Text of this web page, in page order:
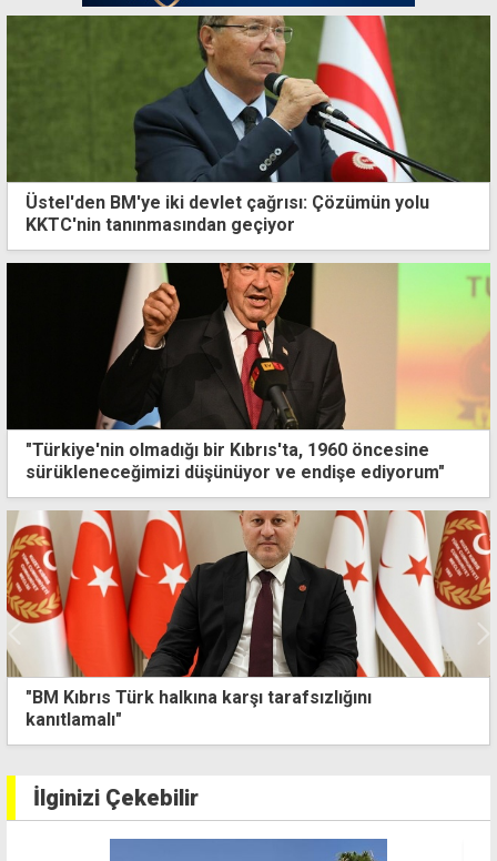
Üstel'den BM'ye iki devlet çağrısı: Çözümün yolu
KKTC'nin tanınmasından geçiyor
"Türkiye'nin olmadığı bir Kıbrıs'ta, 1960 öncesine
sürükleneceğimizi düşünüyor ve endişe ediyorum"
"BM Kıbrıs Türk halkına karşı tarafsızlığını
kanıtlamalı"
İlginizi Çekebilir